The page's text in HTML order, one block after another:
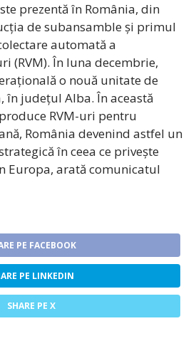
prezentă în România, din
de subansamble și primul
automată a
(RVM). În luna decembrie,
o nouă unitate de
în județul Alba. În această
RVM-uri pentru
România devenind astfel un
în ceea ce privește
Europa, arată comunicatul
PE FACEBOOK
PE LINKEDIN
SHARE PE X